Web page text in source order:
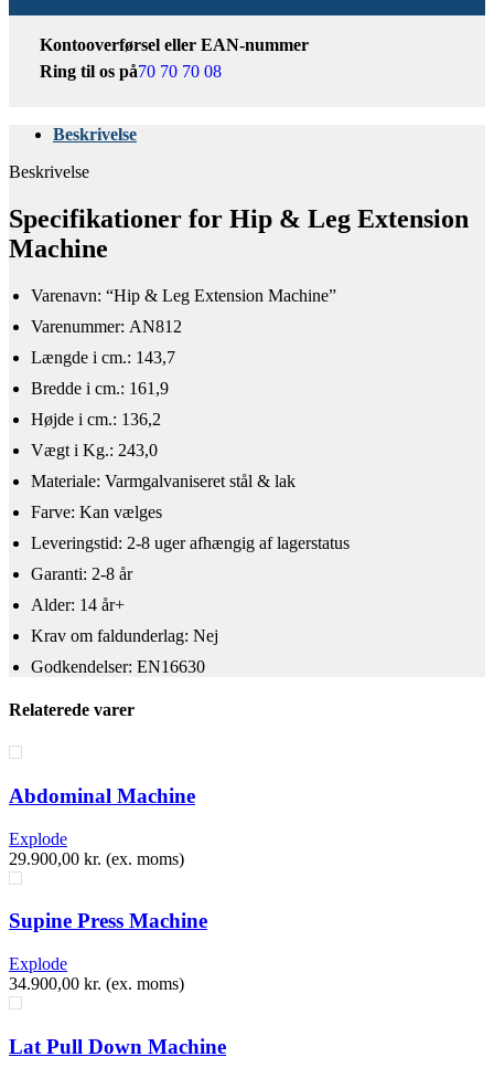
Kontooverførsel eller EAN-nummer
Ring til os på70 70 70 08
Beskrivelse
Beskrivelse
Specifikationer for Hip & Leg Extension
Machine
Varenavn: “Hip & Leg Extension Machine”
Varenummer: AN812
Længde i cm.: 143,7
Bredde i cm.: 161,9
Højde i cm.: 136,2
Vægt i Kg.: 243,0
Materiale: Varmgalvaniseret stål & lak
Farve: Kan vælges
Leveringstid: 2-8 uger afhængig af lagerstatus
Garanti: 2-8 år
Alder: 14 år+
​Krav om faldunderlag: Nej
Godkendelser: EN16630
Relaterede varer
Abdominal Machine
Explode
29.900,00 kr. (ex. moms)
Supine Press Machine
Explode
34.900,00 kr. (ex. moms)
Lat Pull Down Machine